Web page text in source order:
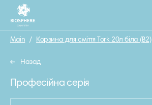
Main / Корзина для сміття Tork 20л біла (В2)
Назад
Професійна серія